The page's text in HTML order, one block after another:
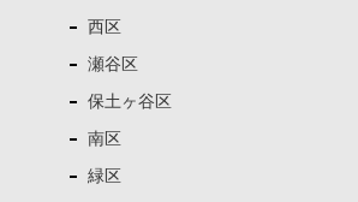
西区
瀬谷区
保土ヶ谷区
南区
緑区